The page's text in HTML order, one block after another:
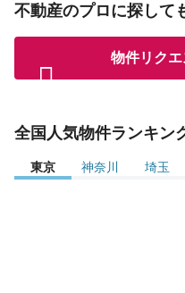
不動産のプロに探して
物件リク
全国人気物件ランキン
東京 神奈川 埼玉